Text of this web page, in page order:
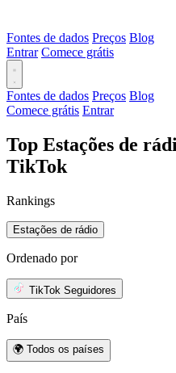
Fontes de dados Preços Blog
Entrar Comece grátis
Fontes de dados Preços Blog
Comece grátis Entrar
Top Estações de
TikTok
Rankings
Estações de rádio
Ordenado por
TikTok Seguidores
País
🌍 Todos os países